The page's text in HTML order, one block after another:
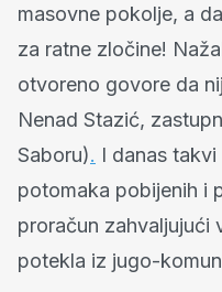
masovne pokolje, a
za ratne zločine!
otvoreno govore da
Nenad Stazić,
Saboru). I danas
potomaka pobijenih i
proračun zahvaljujući
potekla iz jugo-